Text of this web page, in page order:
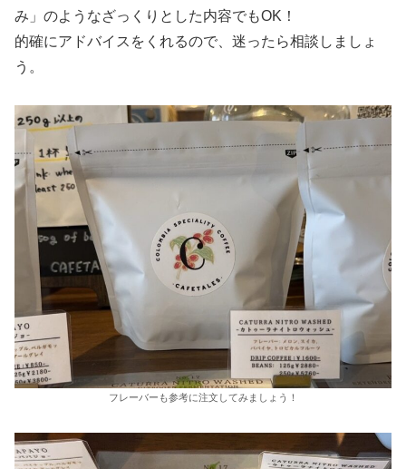
み」のようなざっくりとした内容でもOK！
的確にアドバイスをくれるので、迷ったら相談しましょ
う。
フレーバーも参考に注文してみましょう！